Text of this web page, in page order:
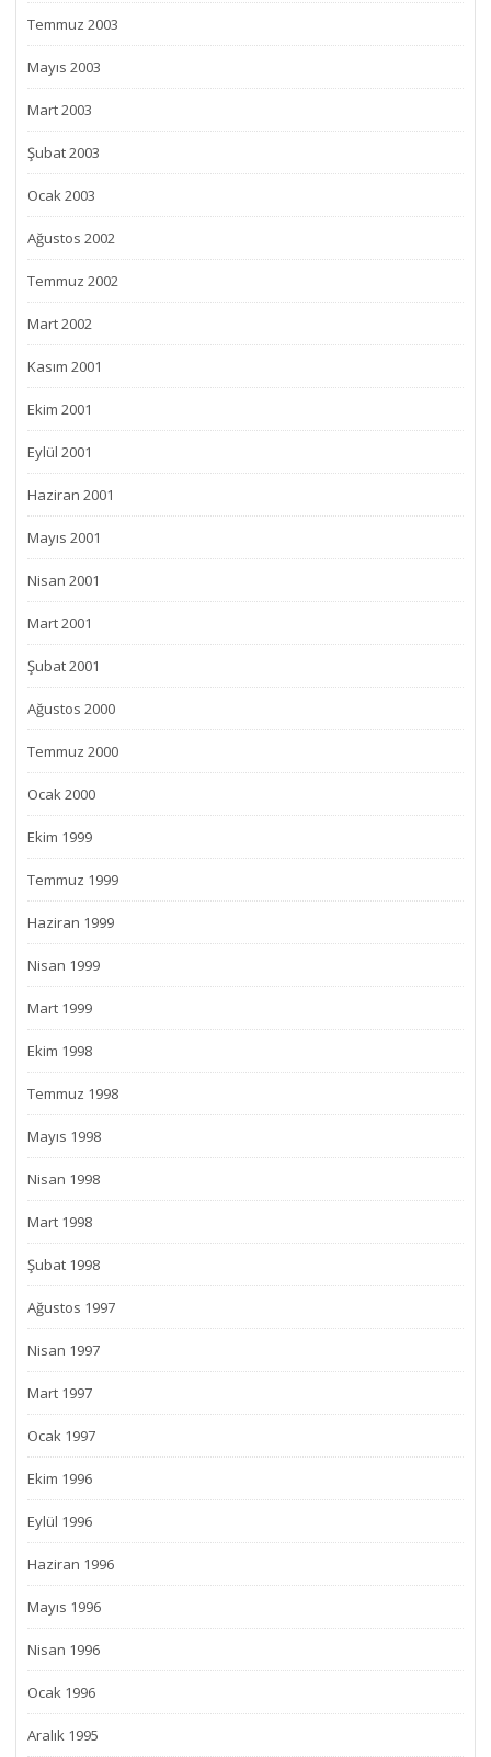
Temmuz 2003
Mayıs 2003
Mart 2003
Şubat 2003
Ocak 2003
Ağustos 2002
Temmuz 2002
Mart 2002
Kasım 2001
Ekim 2001
Eylül 2001
Haziran 2001
Mayıs 2001
Nisan 2001
Mart 2001
Şubat 2001
Ağustos 2000
Temmuz 2000
Ocak 2000
Ekim 1999
Temmuz 1999
Haziran 1999
Nisan 1999
Mart 1999
Ekim 1998
Temmuz 1998
Mayıs 1998
Nisan 1998
Mart 1998
Şubat 1998
Ağustos 1997
Nisan 1997
Mart 1997
Ocak 1997
Ekim 1996
Eylül 1996
Haziran 1996
Mayıs 1996
Nisan 1996
Ocak 1996
Aralık 1995